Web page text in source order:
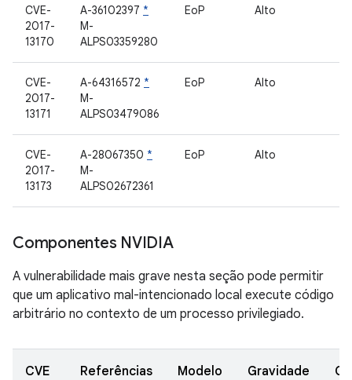
CVE-
2017-
13170
A-36102397 *
M-
ALPS03359280
EoP Alto
CVE-
2017-
13171
A-64316572 *
M-
ALPS03479086
EoP Alto
CVE-
2017-
13173
A-28067350 *
M-
ALPS02672361
EoP Alto
Componentes NVIDIA
A vulnerabilidade mais grave nesta seção pode permitir
que um aplicativo mal-intencionado local execute código
arbitrário no contexto de um processo privilegiado.
CVE Referências Modelo Gravidade